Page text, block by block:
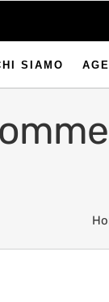
SIAMO